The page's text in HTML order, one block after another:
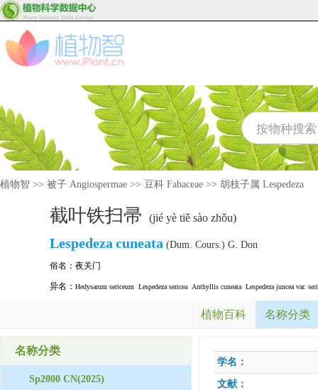
植物智 >> 被子 Angiospermae >> 豆科 Fabaceae >> 胡枝子属 Lespedeza
截叶铁扫帚 (jié yè tiě sào zhǒu)
Lespedeza cuneata (Dum. Cours.) G. Don
俗名： 夜关门
异名： Hedysarum sericeum Lespedeza sericea Anthyllis cuneata Lespedeza juncea var.
植物百科 名称分类
名称分类
Sp2000 CN(2025)
学名：
文献：